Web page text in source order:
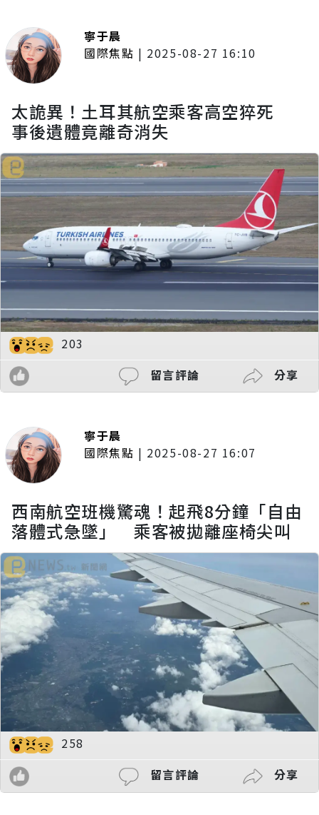
寧于晨
國際焦點 | 2025-08-27 16:10
太詭異！土耳其航空乘客高空猝死
事後遺體竟離奇消失
203
留言評論
分享
寧于晨
國際焦點 | 2025-08-27 16:07
西南航空班機驚魂！起飛8分鐘「自由
落體式急墜」 乘客被拋離座椅尖叫
258
留言評論
分享